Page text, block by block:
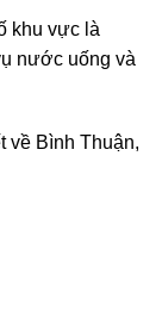
khu vực là
nước uống và
về Bình Thuận,